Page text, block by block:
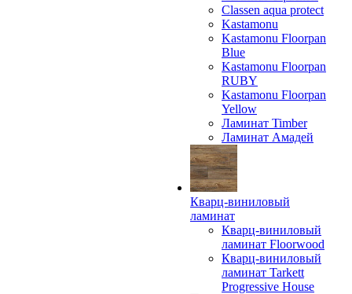
Classen aqua protect
Kastamonu
Kastamonu Floorpan
Blue
Kastamonu Floorpan
RUBY
Kastamonu Floorpan
Yellow
Ламинат Timber
Ламинат Амадей
Кварц-виниловый
ламинат
Кварц-виниловый
ламинат Floorwood
Кварц-виниловый
ламинат Tarkett
Progressive House